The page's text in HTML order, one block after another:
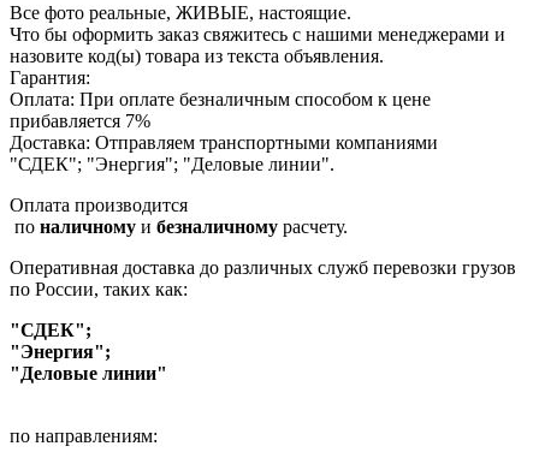
Все фото реальные, ЖИВЫЕ, настоящие.
Что бы оформить заказ свяжитесь с нашими менеджерами и
назовите код(ы) товара из текста объявления.
Гарантия:
Оплата: При оплате безналичным способом к цене
прибавляется 7%
Доставка: Отправляем транспортными компаниями
"СДЕК"; "Энергия"; "Деловые линии".
Оплата производится
по наличному и безналичному расчету.
Оперативная доставка до различных служб перевозки грузов
по России, таких как:
"СДЕК";
"Энергия";
"Деловые линии"
по направлениям: